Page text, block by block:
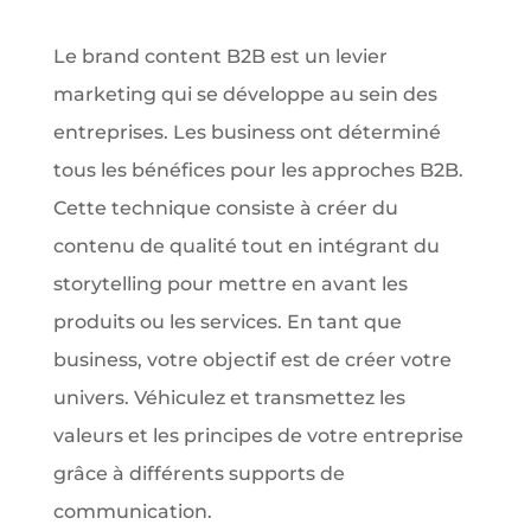
Le brand content B2B est un levier
marketing qui se développe au sein des
entreprises. Les business ont déterminé
tous les bénéfices pour les approches B2B.
Cette technique consiste à créer du
contenu de qualité tout en intégrant du
storytelling pour mettre en avant les
produits ou les services. En tant que
business, votre objectif est de créer votre
univers. Véhiculez et transmettez les
valeurs et les principes de votre entreprise
grâce à différents supports de
communication.